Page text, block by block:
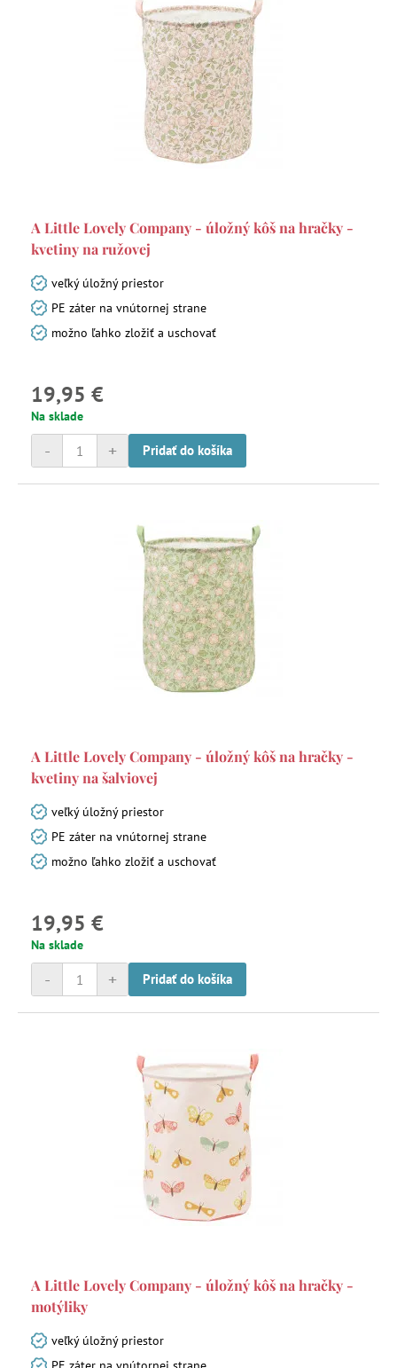
A Little Lovely Company - úložný kôš na hračky -
kvetiny na ružovej
veľký úložný priestor
PE záter na vnútornej strane
možno ľahko zložiť a uschovať
19,95 €
Na sklade
+
- Pridať do košíka
A Little Lovely Company - úložný kôš na hračky -
kvetiny na šalviovej
veľký úložný priestor
PE záter na vnútornej strane
možno ľahko zložiť a uschovať
19,95 €
Na sklade
+
- Pridať do košíka
A Little Lovely Company - úložný kôš na hračky -
motýliky
veľký úložný priestor